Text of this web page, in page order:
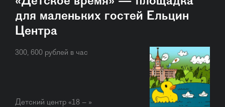
для маленьких гостей Ельцин
Центра
300, 600 рублей в час
Детский центр «18 – »